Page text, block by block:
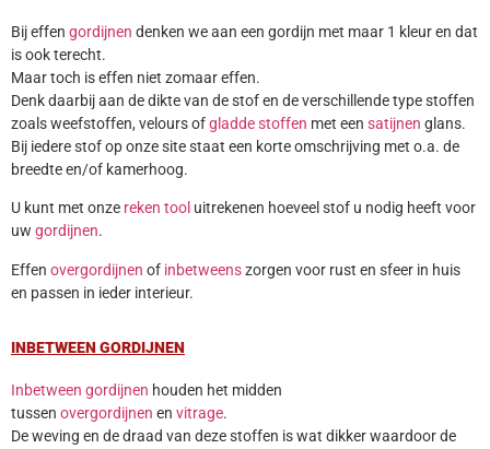
Bij effen gordijnen denken we aan een gordijn met maar 1 kleur en dat
is ook terecht.
Maar toch is effen niet zomaar effen.
Denk daarbij aan de dikte van de stof en de verschillende type stoffen
zoals weefstoffen, velours ofgladde stoffen met een satijnen glans.
Bij iedere stof op onze site staat een korte omschrijving met o.a. de
breedte en/of kamerhoog.
U kunt met onze reken tool uitrekenen hoeveel stof u nodig heeft voor
uw gordijnen.
Effen overgordijnen of inbetweenszorgen voor rust en sfeer in huis
en passen in ieder interieur.
INBETWEEN GORDIJNEN
Inbetween gordijnen houden het midden
tussen overgordijnen en vitrage.
De weving en de draad van deze stoffen is wat dikker waardoor de